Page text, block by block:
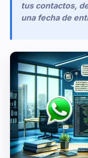
tus contactos,
una fecha de